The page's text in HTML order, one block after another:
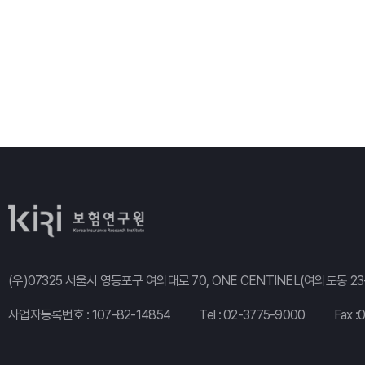
(우)07325 서울시 영등포구 여의대로 70, ONE CENTINEL(여의도동
사업자등록번호 : 107-82-14854 Tel :02-3775-9000 Fax